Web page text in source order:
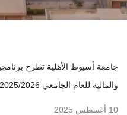
جامعة أسيوط الأهلية تطرح
والمالية للعام الجامعي 2025/2026
10 أغسطس 2025